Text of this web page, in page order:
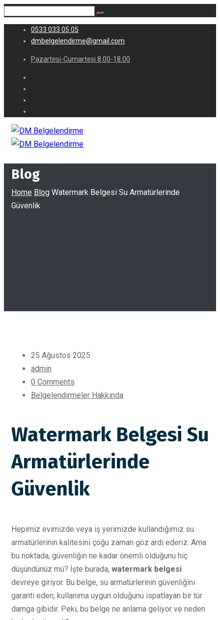
0533 033 05 05
dmbelgelendirme@gmail.com
Pazartesi-Cumartesi 8:00-18:00
Blog
Home Blog Watermark Belgesi Su Armatürlerinde
Güvenlik
25 Ağustos 2025
admin
0 Comments
Belgelendirmeler Hakkında
Watermark Belgesi Su
Armatürlerinde
Güvenlik
Hepimiz evimizde veya iş yerimizde kullandığımız su
armatürlerinin kalitesini çoğu zaman göz ardı ederiz. Ama
bu noktada, güvenliğin ne kadar önemli olduğunu hiç
düşündünüz mü? İşte burada, watermark belgesi
devreye giriyor. Bu belge, su armatürlerinin güvenliğini
garanti eden, kullanıma uygun olduğunu ispatlayan bir tür
damga gibidir. Peki, bu belge ne anlama geliyor ve neden